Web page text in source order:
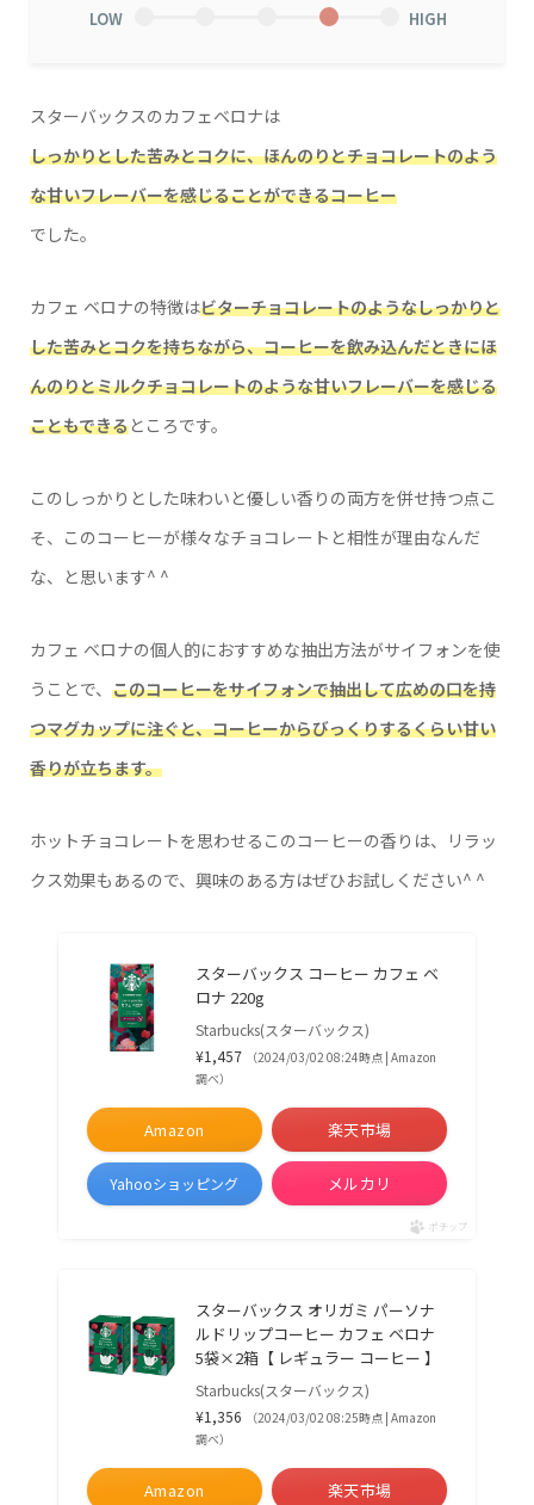
LOW HIGH
スターバックスのカフェベロナは
しっかりとした苦みとコクに、ほんのりとチョコレートのよう
な甘いフレーバーを感じることができるコーヒー
でした。
カフェ ベロナの特徴はビターチョコレートのようなしっかりと
した苦みとコクを持ちながら、コーヒーを飲み込んだときにほ
んのりとミルクチョコレートのような甘いフレーバーを感じる
こともできるところです。
このしっかりとした味わいと優しい香りの両方を併せ持つ点こ
そ、このコーヒーが様々なチョコレートと相性が理由なんだ
な、と思います^ ^
カフェ ベロナの個人的におすすめな抽出方法がサイフォンを使
うことで、 このコーヒーをサイフォンで抽出して広めの口を持
つマグカップに注ぐと、コーヒーからびっくりするくらい甘い
香りが立ちます。
ホットチョコレートを思わせるこのコーヒーの香りは、リラッ
クス効果もあるので、興味のある方はぜひお試しください^ ^
スターバックス コーヒー カフェ ベ
ロナ 220g
Starbucks(スターバックス)
¥1,457
（2024/03/02 08:24時点 | Amazon
調べ）
Amazon 楽天市場
Yahooショッピング メルカリ
ポチップ
スターバックス オリガミ パーソナ
ルドリップコーヒー カフェ ベロナ
5袋×2箱【 レギュラー コーヒー 】
Starbucks(スターバックス)
¥1,356
（2024/03/02 08:25時点 | Amazon
調べ）
Amazon 楽天市場